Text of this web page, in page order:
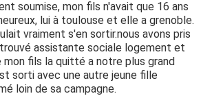
soumise, mon fils n'avait que 16 ans
lui à toulouse et elle a grenoble.
vraiment s'en sortir.nous avons pris
assistante sociale logement et
fils la quitté a notre plus grand
sorti avec une autre jeune fille
loin de sa campagne.